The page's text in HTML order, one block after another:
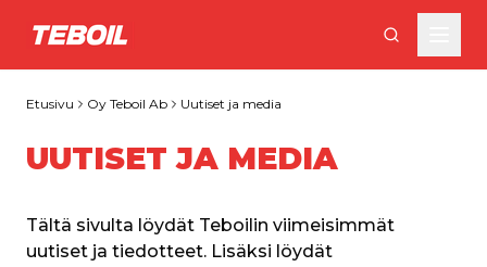
Siirry pääsisältöön
Etusivu Oy Teboil Ab Uutiset ja media
UUTISET JA MEDIA
Tältä sivulta löydät Teboilin viimeisimmät
uutiset ja tiedotteet. Lisäksi löydät